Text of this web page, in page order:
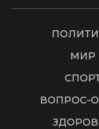
МИР
ВОПРОС-